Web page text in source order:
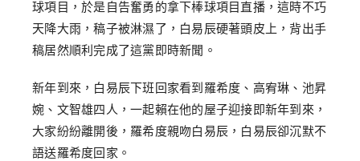
球項目，於是自告奮勇的拿下棒球項目直播，這時不巧
天降大雨，稿子被淋濕了，白易辰硬著頭皮上，背出手
稿居然順利完成了這黨即時新聞。
新年到來，白易辰下班回家看到羅希度、高宥琳、池昇
婉、文智雄四人，一起賴在他的屋子迎接即新年到來，
大家紛紛離開後，羅希度親吻白易辰，白易辰卻沉默不
語送羅希度回家。